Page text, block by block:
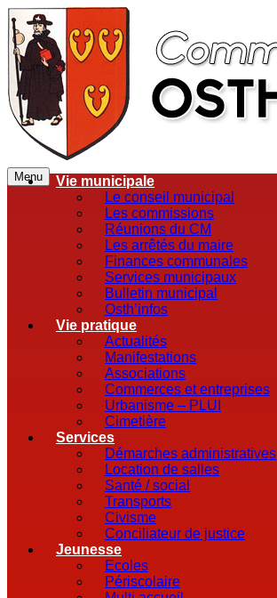
Menu
Vie municipale
Le conseil municipal
Les commissions
Réunions du CM
Les arrêtés du maire
Finances communales
Services municipaux
Bulletin municipal
Osth’infos
Vie pratique
Actualités
Manifestations
Associations
Commerces et entreprises
Urbanisme – PLUI
Cimetière
Services
Démarches administratives
Location de salles
Santé / social
Transports
Civisme
Conciliateur de justice
Jeunesse
Ecoles
Périscolaire